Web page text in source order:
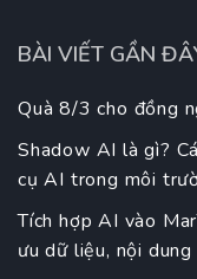
BÀI VIẾT GẦN
Quà 8/3 cho đồng
Shadow AI là gì?
cụ AI trong môi
Tích hợp AI vào
ưu dữ liệu, nội